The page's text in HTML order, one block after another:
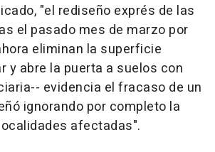
"el rediseño exprés de las
el pasado mes de marzo por
eliminan la superficie
y abre la puerta a suelos con
evidencia el fracaso de un
ignorando por completo la
afectadas".